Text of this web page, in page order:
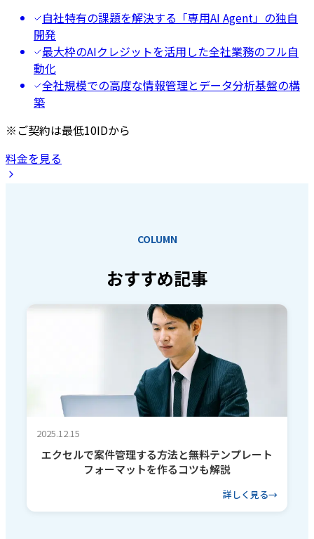
自社特有の課題を解決する「専用AI Agent」の独自
開発
最大枠のAIクレジットを活用した全社業務のフル自
動化
全社規模での高度な情報管理とデータ分析基盤の構
築
※ご契約は最低10IDから
料金を見る
COLUMN
おすすめ記事
2025.12.15
エクセルで案件管理する方法と無料テンプレート
フォーマットを作るコツも解説
詳しく見る